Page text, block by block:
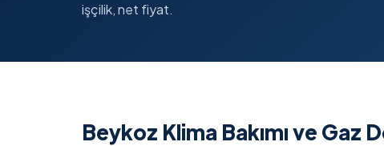
işçilik, net fiyat.
Beykoz Klima Bakımı ve